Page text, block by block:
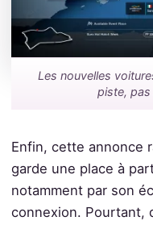
Les nouvelles
piste, pas
Enfin, cette annonce
garde une place à
notamment par son
connexion. Pourtant,